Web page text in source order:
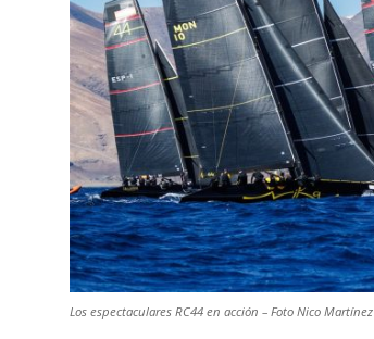
Los espectaculares RC44 en acción – Foto Nico Martínez